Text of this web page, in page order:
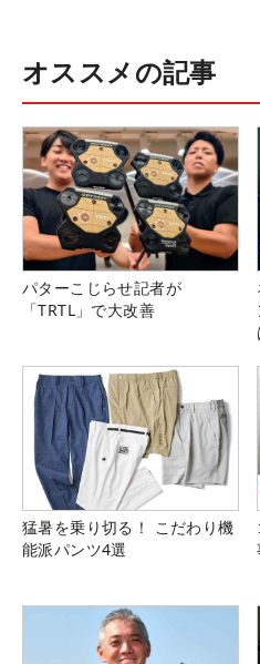
オススメの記事
パターこじらせ記者が
「TRTL」で大改善
猛暑を乗り切る！ こだわり機
能派パンツ4選